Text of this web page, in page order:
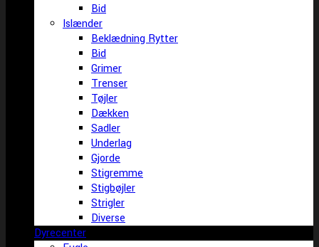
Bid
Islænder
Beklædning Rytter
Bid
Grimer
Trenser
Tøjler
Dækken
Sadler
Underlag
Gjorde
Stigremme
Stigbøjler
Strigler
Diverse
Dyrecenter